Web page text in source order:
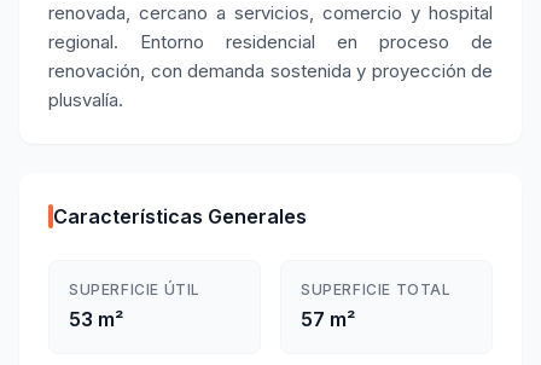
renovada, cercano a servicios, comercio y hospital
regional. Entorno residencial en proceso de
renovación, con demanda sostenida y proyección de
plusvalía.
Características Generales
SUPERFICIE ÚTIL
53 m²
SUPERFICIE TOTAL
57 m²